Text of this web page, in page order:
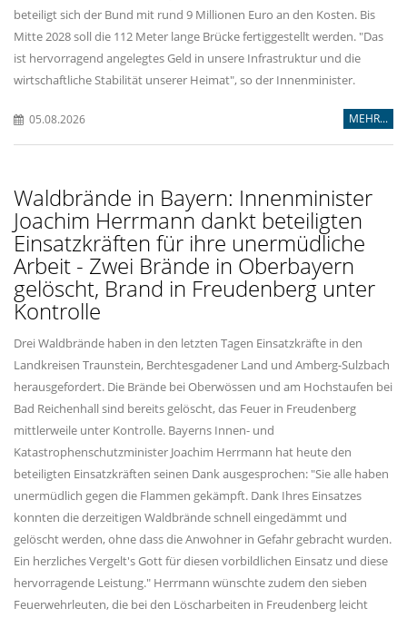
beteiligt sich der Bund mit rund 9 Millionen Euro an den Kosten. Bis
Mitte 2028 soll die 112 Meter lange Brücke fertiggestellt werden. "Das
ist hervorragend angelegtes Geld in unsere Infrastruktur und die
wirtschaftliche Stabilität unserer Heimat", so der Innenminister.
05.08.2026 MEHR...
Waldbrände in Bayern: Innenminister
Joachim Herrmann dankt beteiligten
Einsatzkräften für ihre unermüdliche
Arbeit - Zwei Brände in Oberbayern
gelöscht, Brand in Freudenberg unter
Kontrolle
Drei Waldbrände haben in den letzten Tagen Einsatzkräfte in den
Landkreisen Traunstein, Berchtesgadener Land und Amberg-Sulzbach
herausgefordert. Die Brände bei Oberwössen und am Hochstaufen bei
Bad Reichenhall sind bereits gelöscht, das Feuer in Freudenberg
mittlerweile unter Kontrolle. Bayerns Innen- und
Katastrophenschutzminister Joachim Herrmann hat heute den
beteiligten Einsatzkräften seinen Dank ausgesprochen: "Sie alle haben
unermüdlich gegen die Flammen gekämpft. Dank Ihres Einsatzes
konnten die derzeitigen Waldbrände schnell eingedämmt und
gelöscht werden, ohne dass die Anwohner in Gefahr gebracht wurden.
Ein herzliches Vergelt's Gott für diesen vorbildlichen Einsatz und diese
hervorragende Leistung." Herrmann wünschte zudem den sieben
Feuerwehrleuten, die bei den Löscharbeiten in Freudenberg leicht